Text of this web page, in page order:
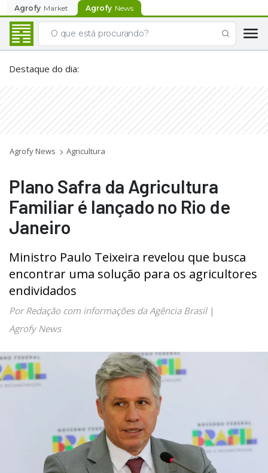
Agrofy Market Agrofy News
Destaque do dia:
Agrofy News Agricultura
Plano Safra da Agricultura
Familiar é lançado no Rio de
Janeiro
Ministro Paulo Teixeira revelou que busca
encontrar uma solução para os agricultores
endividados
Por Redação com informações da Agência Brasil|
Agrofy News